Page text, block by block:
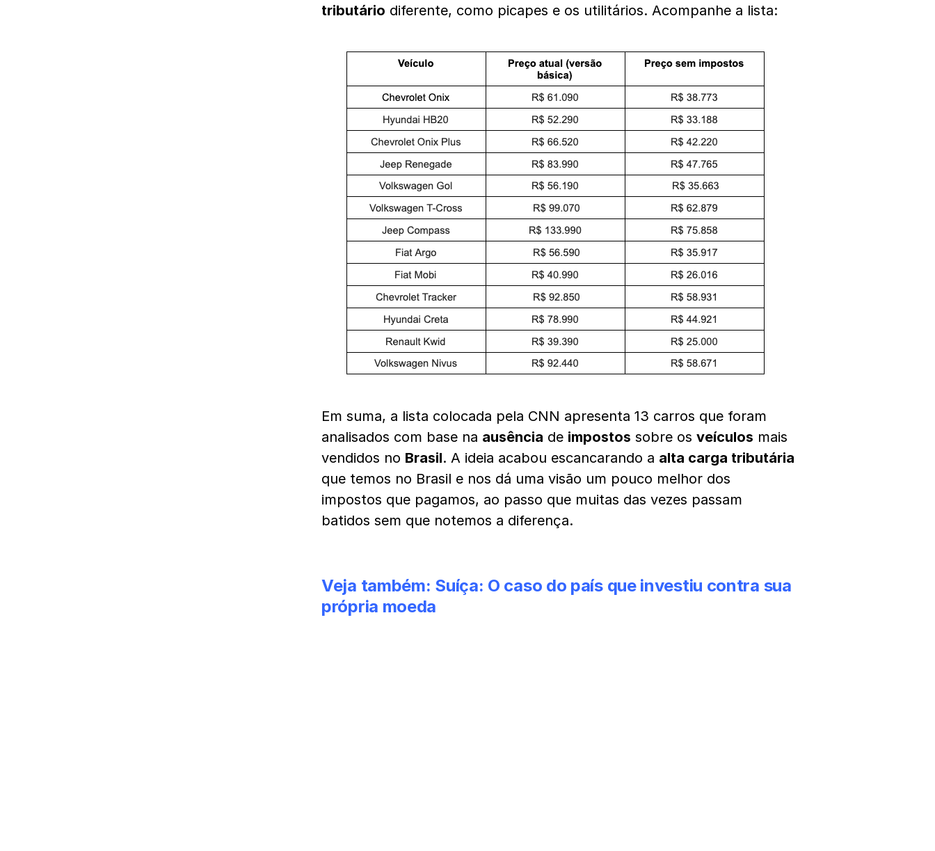
tributário diferente, como picapes e os utilitários. Acompanhe a lista:
Em suma, a lista colocada pela CNN apresenta 13 carros que foram
analisados com base na ausência de impostos sobre os veículos mais
vendidos no Brasil. A ideia acabou escancarando a alta carga tributária
que temos no Brasil e nos dá uma visão um pouco melhor dos
impostos que pagamos, ao passo que muitas das vezes passam
batidos sem que notemos a diferença.
Veja também: Suíça: O caso do país que investiu contra sua
própria moeda